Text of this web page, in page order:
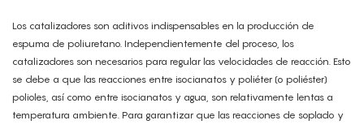
Los catalizadores son aditivos indispensables en la producción de
espuma de poliuretano. Independientemente del proceso, los
catalizadores son necesarios para regular las velocidades de reacción. Esto
se debe a que las reacciones entre isocianatos y poliéter (o poliéster)
polioles, así como entre isocianatos y agua, son relativamente lentas a
temperatura ambiente. Para garantizar que las reacciones de soplado y